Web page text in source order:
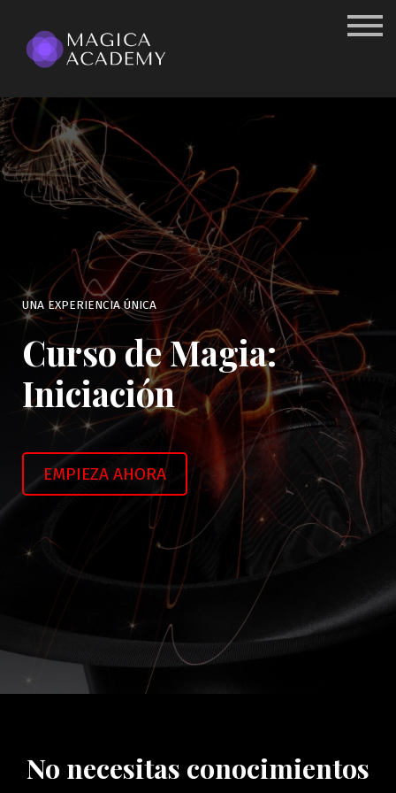
UNA EXPERIENCIA ÚNICA
Curso de Magia:
Iniciación
EMPIEZA AHORA
No necesitas conocimientos